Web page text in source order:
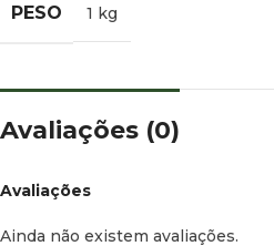
PESO 1 kg
Avaliações (0)
Avaliações
Ainda não existem avaliações.